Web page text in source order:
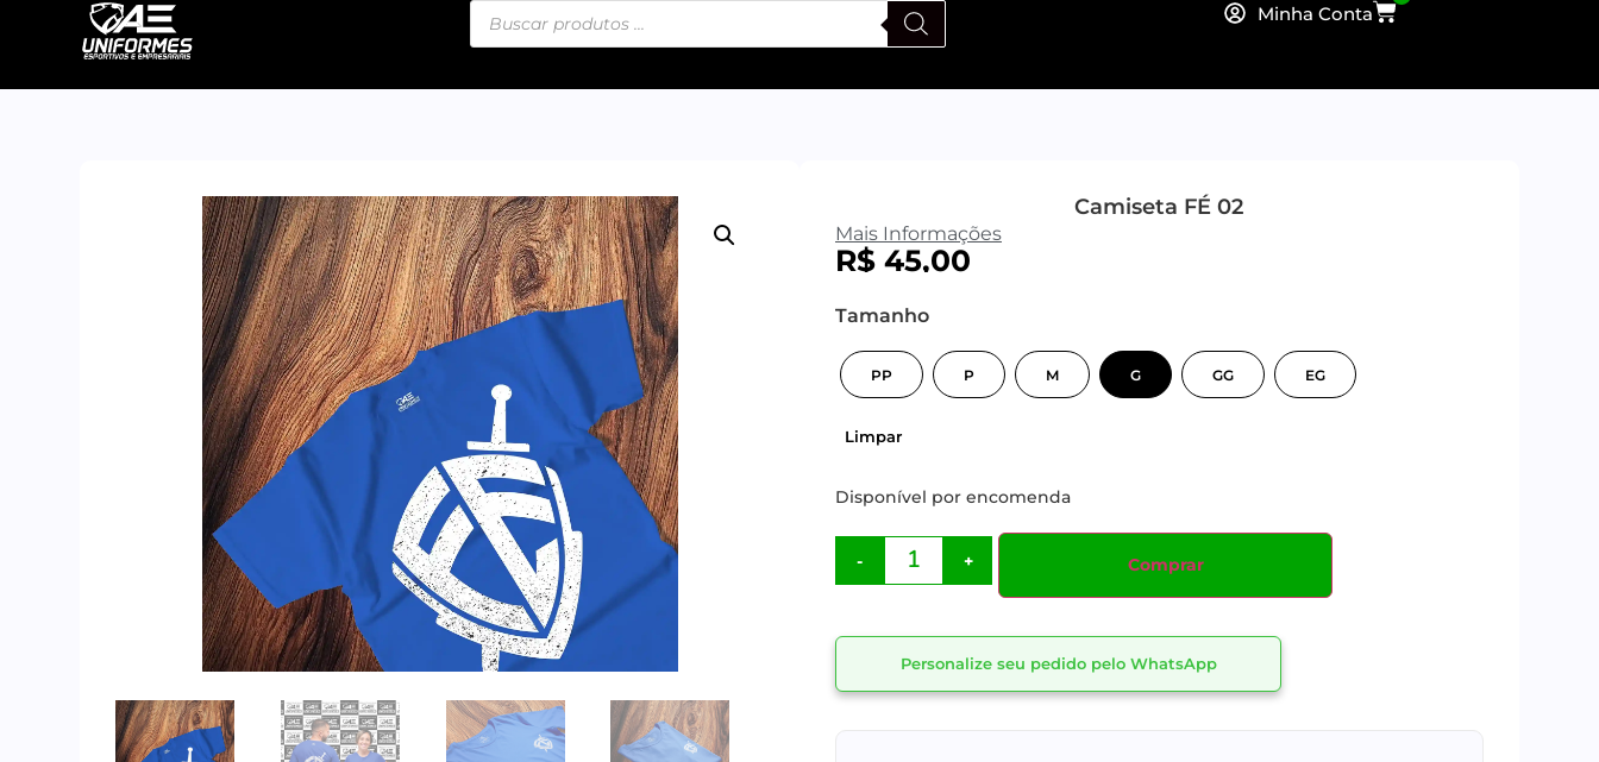
Minha Conta
Camiseta FÉ 02
Mais Informações
R$ 45,00
Tamanho
PP P M G GG EG
Limpar
Disponível por encomenda
- + Comprar
Personalize seu pedido pelo WhatsApp